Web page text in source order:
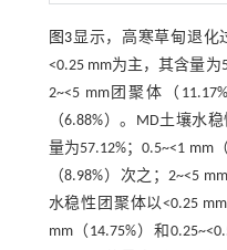
图3显示，高寒草甸退化
<0.25 mm为主，其含量为
2~<5 mm团聚体（
（6.88%）。MD土壤水
量为57.12%；0.5~<1 mm
（8.98%）次之；2~<5
水稳性团聚体以<0.25
mm（14.75%）和